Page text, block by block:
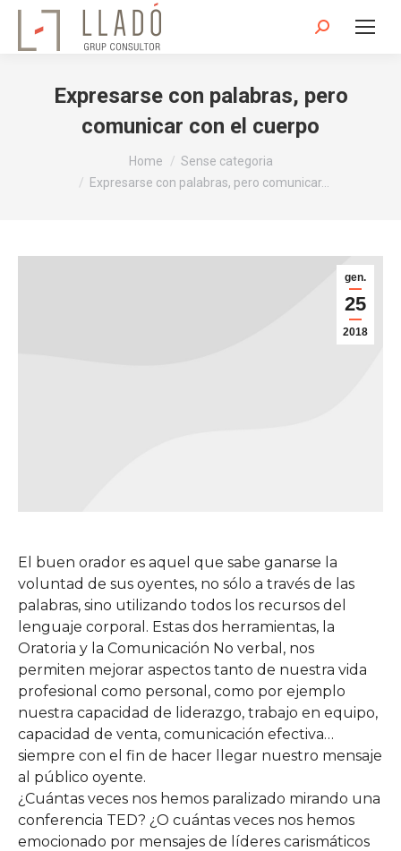
Search:
Expresarse con palabras, pero
comunicar con el cuerpo
Home
Sense categoria
Expresarse con palabras, pero comunicar…
gen.
25
2018
El buen orador es aquel que sabe ganarse la
voluntad de sus oyentes, no sólo a través de las
palabras, sino utilizando todos los recursos del
lenguaje corporal. Estas dos herramientas, la
Oratoria y la Comunicación No verbal, nos
permiten mejorar aspectos tanto de nuestra vida
profesional como personal, como por ejemplo
nuestra capacidad de liderazgo, trabajo en equipo,
capacidad de venta, comunicación efectiva…
siempre con el fin de hacer llegar nuestro mensaje
al público oyente.
¿Cuántas veces nos hemos paralizado mirando una
conferencia TED? ¿O cuántas veces nos hemos
emocionado por mensajes de líderes carismáticos